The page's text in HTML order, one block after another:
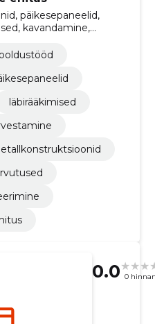
päikesepaneelid,
kavandamine,
läbirääkimised
0.0 0